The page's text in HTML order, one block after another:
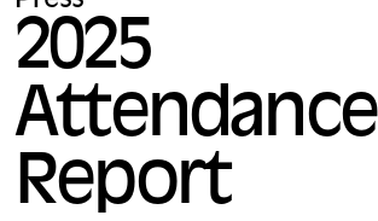
2025
Attendance
Report